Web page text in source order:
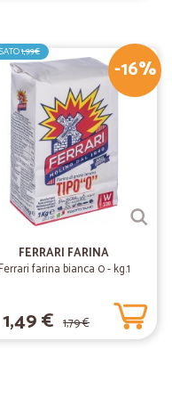
15/12/2019
04/01/2019
-16%
1,99€
FERRARI FARINA
Ferrari farina bianca 0 - kg.1
1,49 € 1,79 €